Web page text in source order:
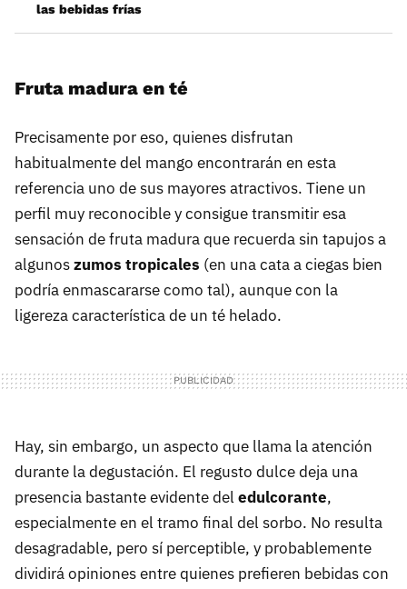
las bebidas frías
Fruta madura en té
Precisamente por eso, quienes disfrutan
habitualmente del mango encontrarán en esta
referencia uno de sus mayores atractivos. Tiene un
perfil muy reconocible y consigue transmitir esa
sensación de fruta madura que recuerda sin tapujos a
algunoszumos tropicales (en una cata a ciegas bien
podría enmascararse como tal), aunque con la
ligereza característica de un té helado.
Hay, sin embargo, un aspecto que llama la atención
durante la degustación. El regusto dulce deja una
presencia bastante evidente del edulcorante,
especialmente en el tramo final del sorbo. No resulta
desagradable, pero sí perceptible, y probablemente
dividirá opiniones entre quienes prefieren bebidas con